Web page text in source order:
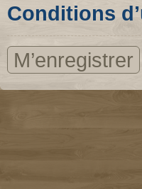
Conditions
M’enregistrer